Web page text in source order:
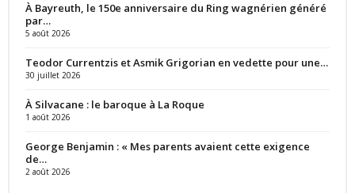
À Bayreuth, le 150e anniversaire du Ring wagnérien généré
par…
5 août 2026
Teodor Currentzis et Asmik Grigorian en vedette pour une…
30 juillet 2026
À Silvacane : le baroque à La Roque
1 août 2026
George Benjamin : « Mes parents avaient cette exigence
de…
2 août 2026